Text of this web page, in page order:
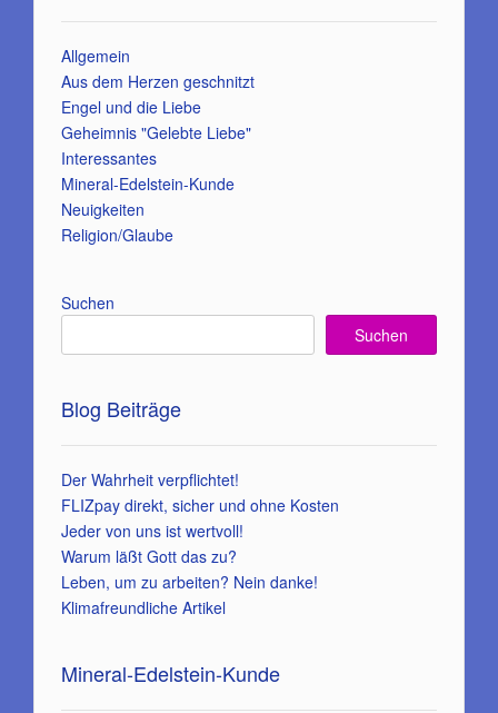
Allgemein
Aus dem Herzen geschnitzt
Engel und die Liebe
Geheimnis "Gelebte Liebe"
Interessantes
Mineral-Edelstein-Kunde
Neuigkeiten
Religion/Glaube
Suchen
Suchen
Blog Beiträge
Der Wahrheit verpflichtet!
FLIZpay direkt, sicher und ohne Kosten
Jeder von uns ist wertvoll!
Warum läßt Gott das zu?
Leben, um zu arbeiten? Nein danke!
Klimafreundliche Artikel
Mineral-Edelstein-Kunde